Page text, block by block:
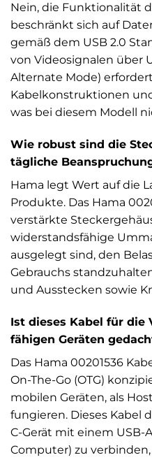
Nein, die Funktionalität
beschränkt sich auf
gemäß dem USB 2.0
von Videosignalen über
Alternate Mode)
Kabelkonstruktionen
was bei diesem Modell
Wie robust sind die
tägliche
Hama legt Wert auf die
Produkte. Das Hama
verstärkte
widerstandsfähige
ausgelegt sind, den
Gebrauchs
und Ausstecken sowie
Ist dieses Kabel für die
fähigen Geräten
Das Hama 00201536
On-The-Go (OTG)
mobilen Geräten, als
fungieren. Dieses Kabel
C-Gerät mit einem USB-
Computer) zu